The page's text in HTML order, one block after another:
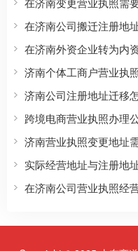
在济南公司搬迁注册地
在济南外资企业转为内
济南个体工商户营业执
济南公司注册地址迁移
跨境电商营业执照办理
济南营业执照变更地址
实际经营地址与注册地
在济南公司营业执照经